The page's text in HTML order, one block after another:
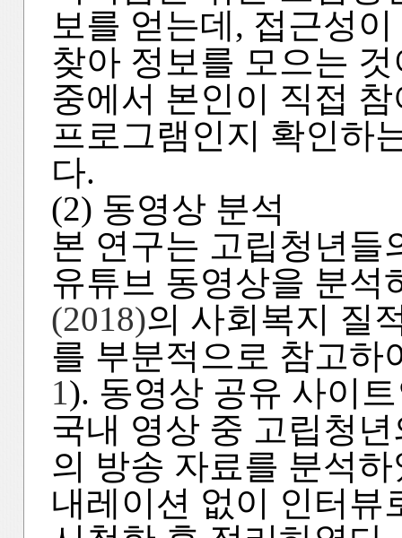
보를 얻는데, 접근성
찾아 정보를 모으는
중에서 본인이 직접
프로그램인지 확인하
다.
(2) 동영상 분석
본 연구는 고립청년들
유튜브 동영상을 분석
(2018)의 사회복지 질
를 부분적으로 참고하
1). 동영상 공유 사이
국내 영상 중 고립청
의 방송 자료를 분석
내레이션 없이 인터뷰